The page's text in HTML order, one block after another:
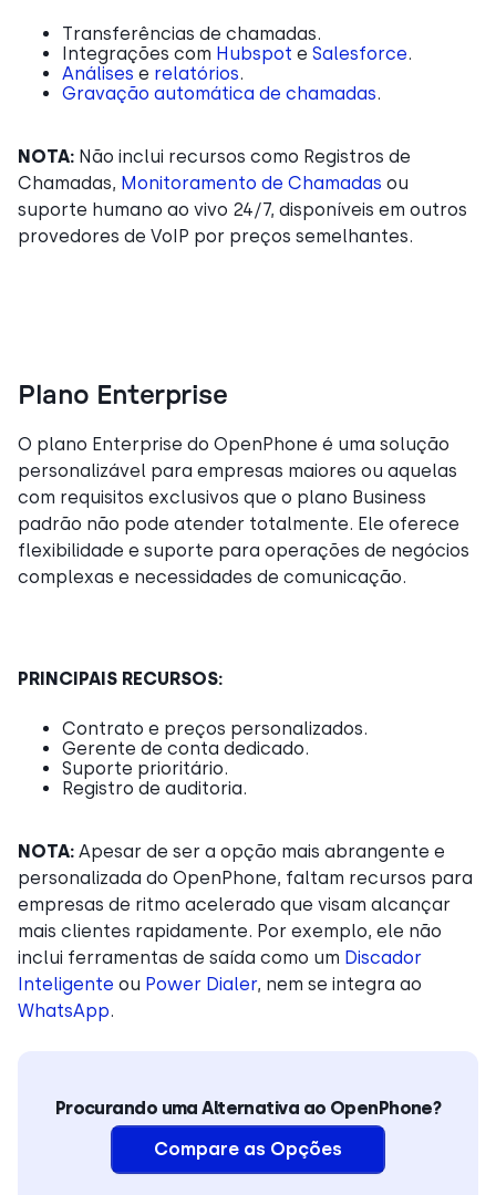
Transferências de chamadas.
Integrações com Hubspot e Salesforce.
Análises e relatórios.
Gravação automática de chamadas.
NOTA: Não inclui recursos como Registros de
Chamadas, Monitoramento de Chamadas ou
suporte humano ao vivo 24/7, disponíveis em outros
provedores de VoIP por preços semelhantes.
Plano Enterprise
O plano Enterprise do OpenPhone é uma solução
personalizável para empresas maiores ou aquelas
com requisitos exclusivos que o plano Business
padrão não pode atender totalmente. Ele oferece
flexibilidade e suporte para operações de negócios
complexas e necessidades de comunicação.
PRINCIPAIS RECURSOS:
Contrato e preços personalizados.
Gerente de conta dedicado.
Suporte prioritário.
Registro de auditoria.
NOTA: Apesar de ser a opção mais abrangente e
personalizada do OpenPhone, faltam recursos para
empresas de ritmo acelerado que visam alcançar
mais clientes rapidamente. Por exemplo, ele não
inclui ferramentas de saída como um Discador
Inteligente ou Power Dialer, nem se integra ao
WhatsApp.
Procurando uma Alternativa ao OpenPhone?
Compare as Opções